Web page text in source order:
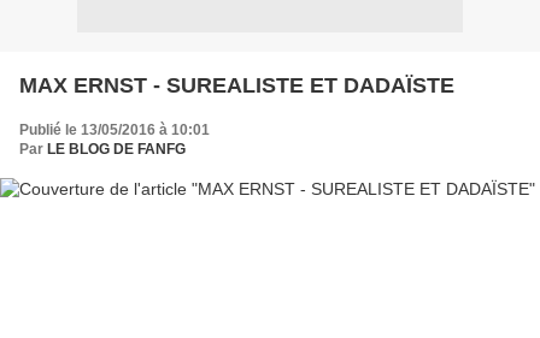
MAX ERNST - SUREALISTE ET DADAÏSTE
Publié le 13/05/2016 à 10:01
Par LE BLOG DE FANFG